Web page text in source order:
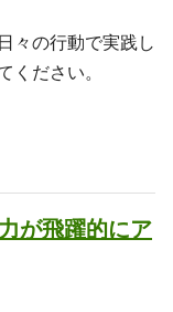
々の行動で実践し
ください。
が飛躍的にア